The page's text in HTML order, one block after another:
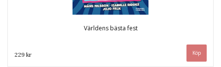
Världens bästa fest
229 kr